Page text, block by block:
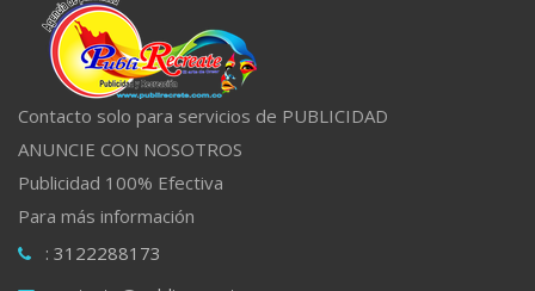
Contacto solo para servicios de PUBLICIDAD
ANUNCIE CON NOSOTROS
Publicidad 100% Efectiva
Para más información
: 3122288173